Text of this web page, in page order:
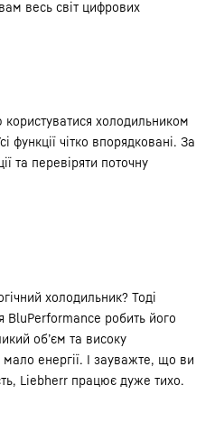
весь світ цифрових
холодильником
функції чітко впорядковані. За
та перевіряти поточну
холодильник? Тоді
BluPerformance робить його
об’єм та високу
мало енергії. І зауважте, що ви
Liebherr працює дуже тихо.